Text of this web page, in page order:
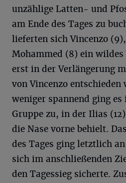
unzählige Latten- und
am Ende des Tages zu
lieferten sich Vincenzo
Mohammed (8) ein wildes
erst in der Verlängerung
von Vincenzo
weniger spannend ging
Gruppe zu, in der Ilias
die Nase vorne behielt.
des Tages ging letztlich
sich im anschließenden
den Tagessieg sicherte.